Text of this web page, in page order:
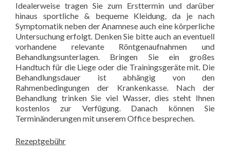
Idealerweise tragen Sie zum Ersttermin und darüber
hinaus sportliche & bequeme Kleidung, da je nach
Symptomatik neben der Anamnese auch eine körperliche
Untersuchung erfolgt. Denken Sie bitte auch an eventuell
vorhandene relevante Röntgenaufnahmen und
Behandlungsunterlagen. Bringen Sie ein großes
Handtuch für die Liege oder die Trainingsgeräte mit. Die
Behandlungsdauer ist abhängig von den
Rahmenbedingungen der Krankenkasse. Nach der
Behandlung trinken Sie viel Wasser, dies steht Ihnen
kostenlos zur Verfügung. Danach können Sie
Terminänderungen mit unserem Office besprechen.
Rezeptgebühr